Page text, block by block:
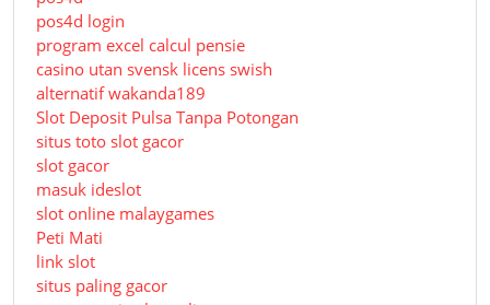
pos4d login
program excel calcul pensie
casino utan svensk licens swish
alternatif wakanda189
Slot Deposit Pulsa Tanpa Potongan
situs toto slot gacor
slot gacor
masuk ideslot
slot online malaygames
Peti Mati
link slot
situs paling gacor